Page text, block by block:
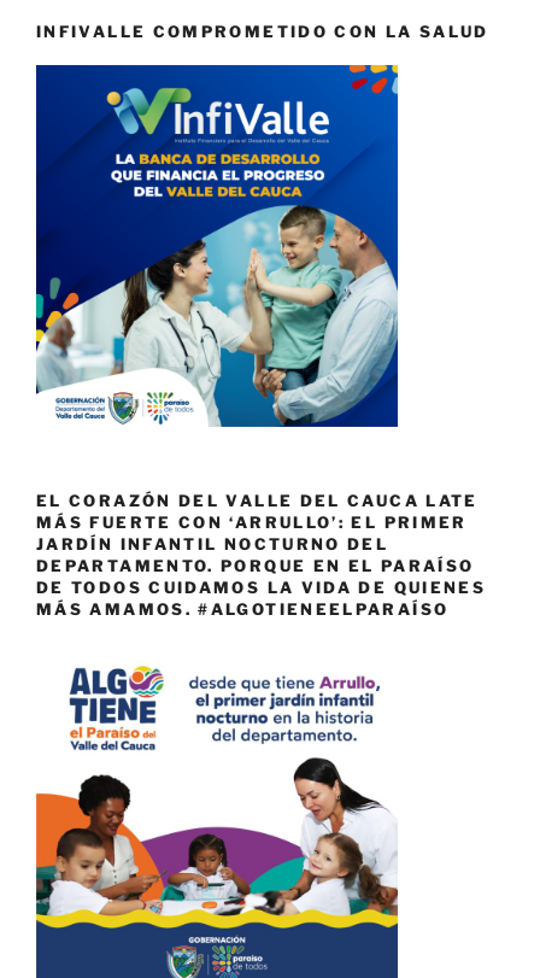
INFIVALLE COMPROMETIDO CON LA SALUD
EL CORAZÓN DEL VALLE DEL CAUCA LATE
MÁS FUERTE CON ‘ARRULLO’: EL PRIMER
JARDÍN INFANTIL NOCTURNO DEL
DEPARTAMENTO. PORQUE EN EL PARAÍSO
DE TODOS CUIDAMOS LA VIDA DE QUIENES
MÁS AMAMOS. #ALGOTIENEELPARAÍSO